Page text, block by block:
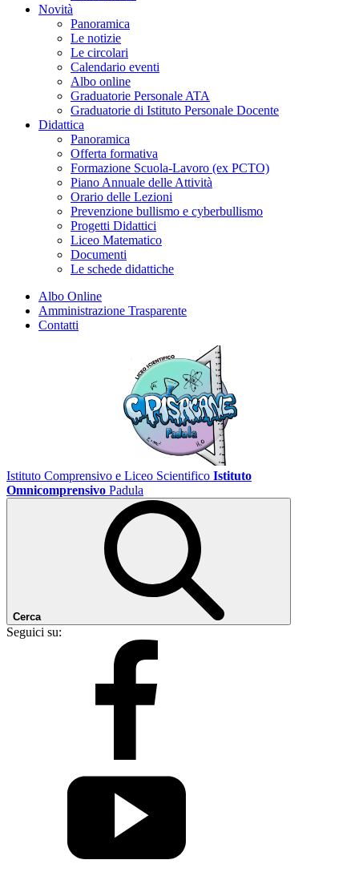
Novità
Panoramica
Le notizie
Le circolari
Calendario eventi
Albo online
Graduatorie Personale ATA
Graduatorie di Istituto Personale Docente
Didattica
Panoramica
Offerta formativa
Formazione Scuola-Lavoro (ex PCTO)
Piano Annuale delle Attività
Orario delle Lezioni
Prevenzione bullismo e cyberbullismo
Progetti Didattici
Liceo Matematico
Documenti
Le schede didattiche
Albo Online
Amministrazione Trasparente
Contatti
Istituto Comprensivo e Liceo Scientifico Istituto
Omnicomprensivo Padula
Cerca
Seguici su: